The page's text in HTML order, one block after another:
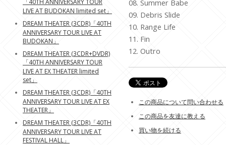
08. Summer Babe
09. Debris Slide
10. Range Life
11. Fin
12. Outro
この商品について問い合わせる
この商品を友達に教える
買い物を続ける
「40TH ANNIVERSARY TOUR
LIVE AT BUDOKAN limited set」
DREAM THEATER (3CDR)「40TH
ANNIVERSARY TOUR LIVE AT
BUDOKAN」
DREAM THEATER (3CDR+DVDR)
「40TH ANNIVERSARY TOUR
LIVE AT EX THEATER limited
set」
DREAM THEATER (3CDR)「40TH
ANNIVERSARY TOUR LIVE AT EX
THEATER」
DREAM THEATER (3CDR)「40TH
ANNIVERSARY TOUR LIVE AT
FESTIVAL HALL」